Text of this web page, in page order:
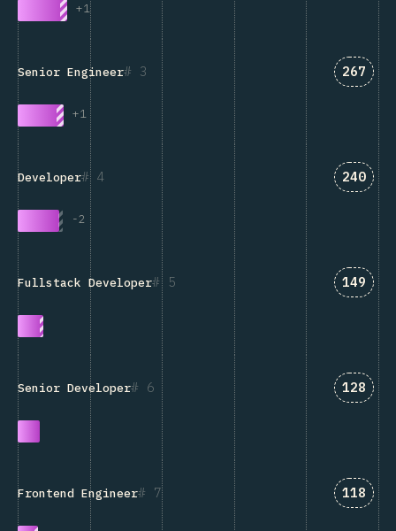
+1
3
Senior Engineer
+1
267
4
Developer
-2
240
5
Fullstack Developer 149
6
Senior Developer 128
7
Frontend Engineer 118